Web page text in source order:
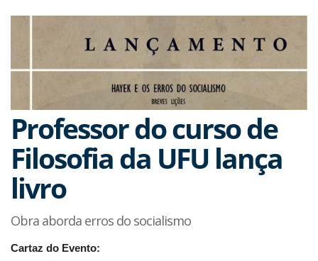
Professor do curso de
Filosofia da UFU lança
livro
Obra aborda erros do socialismo
Cartaz do Evento: